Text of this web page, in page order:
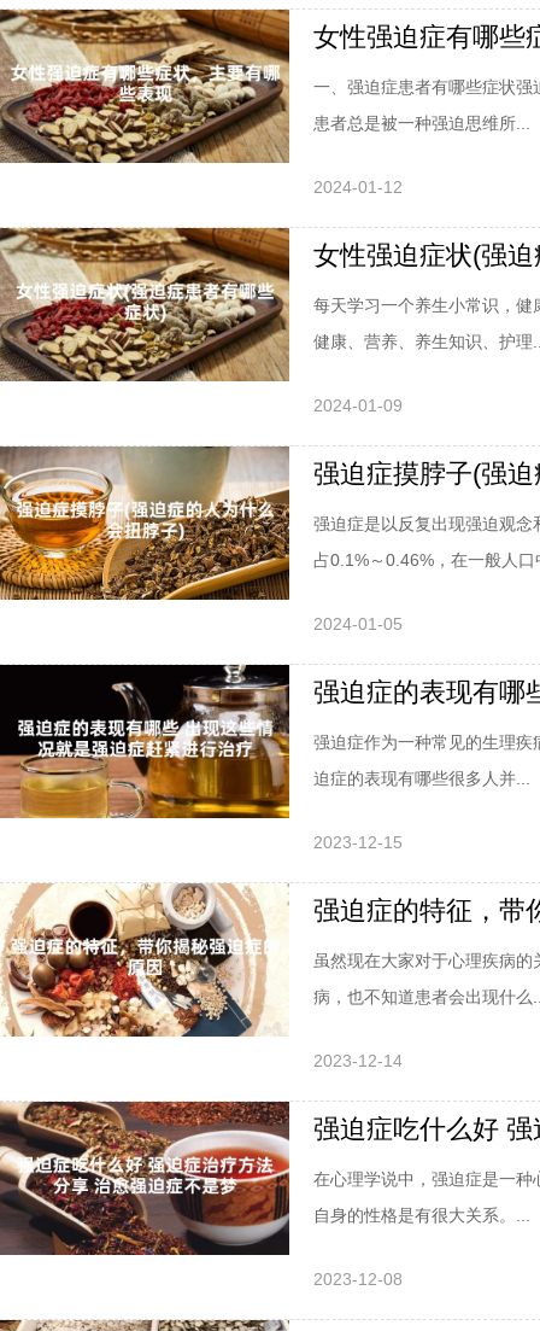
女性强迫症有哪些
一、强迫症患者有哪些症状
患者总是被一种强迫思维所...
2024-01-12
女性强迫症状(强
每天学习一个养生小常识，
健康、营养、养生知识、护理
2024-01-09
强迫症摸脖子(强
强迫症是以反复出现强迫观
占0.1%～0.46%，在一般人口
2024-01-05
强迫症的表现有哪
强迫症作为一种常见的生理
迫症的表现有哪些很多人并...
2023-12-15
强迫症的特征，带
虽然现在大家对于心理疾病
病，也不知道患者会出现什么
2023-12-14
强迫症吃什么好
在心理学说中，强迫症是一
自身的性格是有很大关系。...
2023-12-08